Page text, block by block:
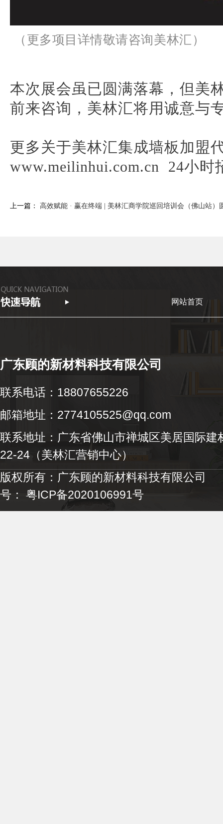
（更多项目详情敬请咨询美林汇）
本次展会虽已圆满落幕，但美
前来咨询，美林汇将用诚意与
更多关于美林汇集成墙板加盟
www.meilinhui.com.cn 24小时
上一篇： 高效赋能 · 赢在终端 | 美林汇商学院巡回培训会（佛山站）
网站首页
广东顾的新材料科技有限公司
联系电话：18807655226
邮箱地址：2774105525@qq.com
联系地址：广东省佛山市禅城区美居国际建
22-24（美林汇营销中心）
版权所有：广东顾的新材料科技有
号： 粤ICP备2020106991号